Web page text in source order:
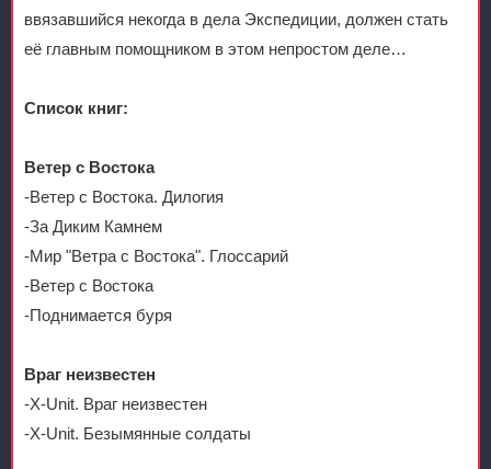
ввязавшийся некогда в дела Экспедиции, должен стать
её главным помощником в этом непростом деле…
Список книг:
Ветер с Востока
-Ветер с Востока. Дилогия
-За Диким Камнем
-Мир "Ветра с Востока". Глоссарий
-Ветер с Востока
-Поднимается буря
Враг неизвестен
-X-Unit. Враг неизвестен
-X-Unit. Безымянные солдаты